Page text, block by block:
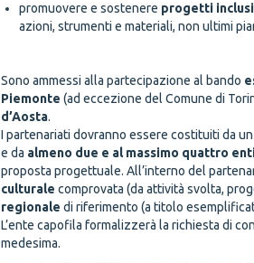
promuovere e sostenere progetti
azioni, strumenti e materiali, non ultimi
Sono ammessi alla partecipazione al bando
Piemonte (ad eccezione del Comune di
d’Aosta.
I partenariati dovranno essere costituiti da
e da almeno due e al massimo quattro
proposta progettuale. All’interno del
culturale comprovata (da attività svolta,
regionale di riferimento (a titolo
L’ente capofila formalizzerà la richiesta di
medesima.